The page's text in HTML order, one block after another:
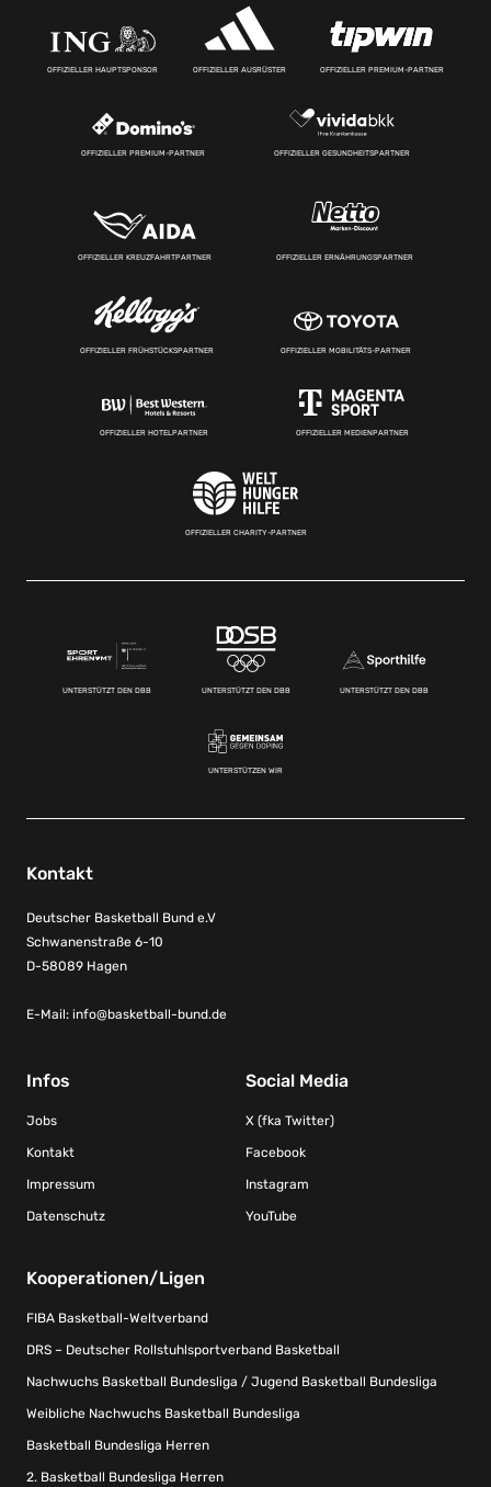
OFFIZIELLER HAUPTSPONSOR OFFIZIELLER AUSRÜSTER OFFIZIELLER PREMIUM-PARTNER
OFFIZIELLER PREMIUM-PARTNER OFFIZIELLER GESUNDHEITSPARTNER
OFFIZIELLER KREUZFAHRTPARTNER OFFIZIELLER ERNÄHRUNGSPARTNER
OFFIZIELLER FRÜHSTÜCKSPARTNER OFFIZIELLER MOBILITÄTS-PARTNER
OFFIZIELLER HOTELPARTNER OFFIZIELLER MEDIENPARTNER
OFFIZIELLER CHARITY-PARTNER
UNTERSTÜTZT DEN DBB UNTERSTÜTZT DEN DBB UNTERSTÜTZT DEN DBB
UNTERSTÜTZEN WIR
Kontakt
Deutscher Basketball Bund e.V
Schwanenstraße 6-10
D-58089 Hagen
E-Mail: info@basketball-bund.de
Infos
Jobs
Kontakt
Impressum
Datenschutz
Social Media
X (fka Twitter)
Facebook
Instagram
YouTube
Kooperationen/Ligen
FIBA Basketball-Weltverband
DRS – Deutscher Rollstuhlsportverband Basketball
Nachwuchs Basketball Bundesliga / Jugend Basketball Bundesliga
Weibliche Nachwuchs Basketball Bundesliga
Basketball Bundesliga Herren
2. Basketball Bundesliga Herren